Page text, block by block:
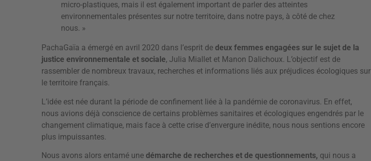
micro-plastiques, mais il est également important de parler des atteintes
environnementales présentes sur notre territoire, dans notre pays, à côté de chez
nous. »
PachaGaïa a émergé en avril 2020 dans l’esprit de deux femmes engagées sur le sujet de la
justice environnementale et sociale, Julia Miallet et Manon Dalichoux. L’objectif est de
rassembler de nombreux travaux, recherches et informations liés aux préjudices écologiques sur
le territoire français.
L’idée est née durant la période de confinement liée à la pandémie de coronavirus. En effet,
nous avions déjà conscience de certains problèmes sanitaires et écologiques engendrés par le
changement climatique, mais face à cette crise d’envergure inédite, nous nous sentions encore
plus impuissantes.
Nous avons alors entamé une démarche de recherches et de questionnements, qui nous a